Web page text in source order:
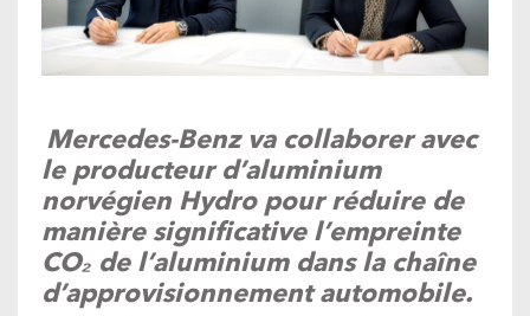
Mercedes-Benz va collaborer avec
le producteur d’aluminium
norvégien Hydro pour réduire de
manière significative l’empreinte
CO₂ de l’aluminium dans la chaîne
d’approvisionnement automobile.